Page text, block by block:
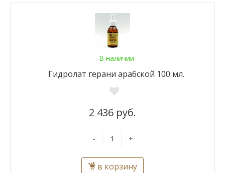
В наличии
Гидролат герани арабской 100 мл.
2 436 руб.
- +
в корзину